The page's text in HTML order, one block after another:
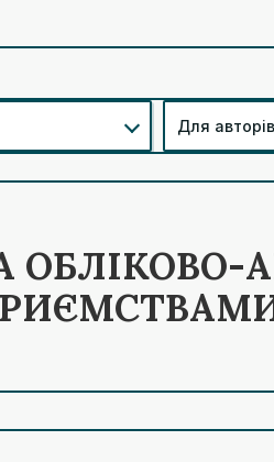
Для авторів
ОБЛІКОВО-